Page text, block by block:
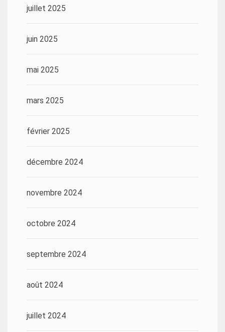
juillet 2025
juin 2025
mai 2025
mars 2025
février 2025
décembre 2024
novembre 2024
octobre 2024
septembre 2024
août 2024
juillet 2024